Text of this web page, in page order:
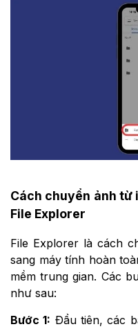
Cách chuyển ảnh từ
File Explorer
File Explorer là cách
sang máy tính hoàn
mềm trung gian. Các
như sau:
Bước 1: Đầu tiên, các